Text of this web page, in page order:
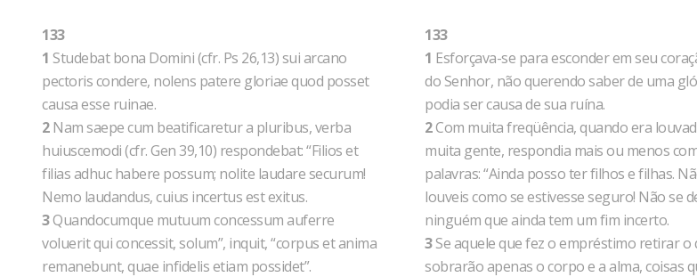
133
1 Studebat bona Domini (cfr. Ps 26,13) sui arcano
pectoris condere, nolens patere gloriae quod posset
causa esse ruinae.
2Nam saepe cum beatificaretur a pluribus, verba
huiuscemodi (cfr. Gen 39,10) respondebat: “Filios et
filias adhuc habere possum; nolite laudare securum!
Nemo laudandus, cuius incertus est exitus.
3Quandocumque mutuum concessum auferre
voluerit qui concessit, solum”, inquit, “corpus et anima
remanebunt, quae infidelis etiam possidet”.
133
1 Esforçava-se para esconder em seu
do Senhor, não querendo saber de uma
podia ser causa de sua ruína.
2Com muita freqüência, quando era
muita gente, respondia mais ou menos
palavras: “Ainda posso ter filhos e filhas.
louveis como se estivesse seguro! Não se
ninguém que ainda tem um fim incerto.
3Se aquele que fez o empréstimo retirar o
sobrarão apenas o corpo e a alma, coisas